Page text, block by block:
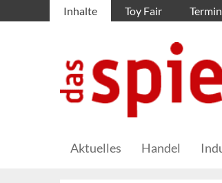
Inhalte Toy Fair
Aktuelles Handel